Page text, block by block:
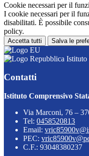
Cookie necessari per il
I cookie necessari per il
disabilitati. È possibile
policy.
Accetta tutti Salva le
Istituto
Contatti
Istituto Comprensivo
Via Marconi, 76 –
Tel: 0458520813
Email:
PEC:
C.F.: 93048380237